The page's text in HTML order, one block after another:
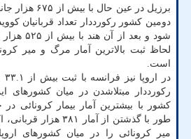
برزیل در عین
شود و بعد
لحاظ ثبت بالاترین آمار مرگ و میر
است.
رکورددار مبتلاشدن در میان کشورهای
کشور با بیشترین آمار بیمار کرونائی
طور با گذشتن از آمار
میر کرونائی را در میان کشورهای